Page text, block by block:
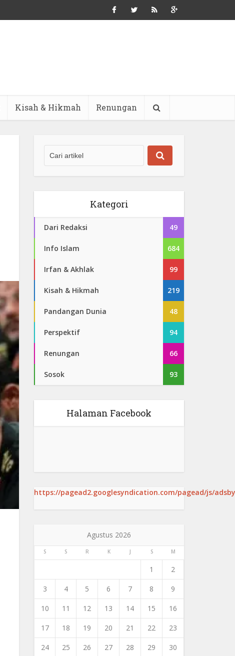
Kisah & Hikmah Renungan
Kategori
Dari Redaksi 49
Info Islam 684
Irfan & Akhlak 99
Kisah & Hikmah 219
Pandangan Dunia 48
Perspektif 94
Renungan 66
Sosok 93
Halaman Facebook
https://pagead2.googlesyndication.com/pagead/js/
Agustus 2026
S S R K J S M
1 2
3 4 5 6 7 8 9
10 11 12 13 14 15 16
17 18 19 20 21 22 23
24 25 26 27 28 29 30